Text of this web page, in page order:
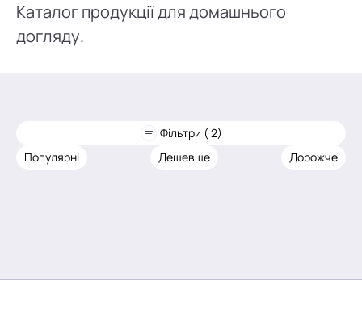
Каталог продукції для домашнього
догляду.
Фільтри ( 2)
Популярні
Дешевше Дорожче